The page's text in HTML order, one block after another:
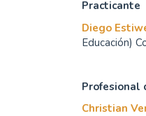
Practicante
Diego
Educación)
Profesional
Christian